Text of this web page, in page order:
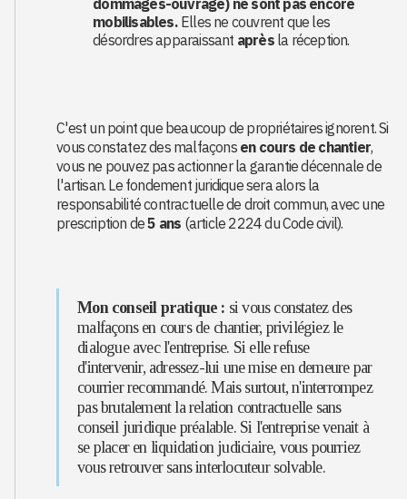
dommages-ouvrage) ne sont pas encore
mobilisables.Elles ne couvrent que les
désordres apparaissant aprèsla réception.
C'est un point que beaucoup de propriétaires ignorent. Si
vous constatez des malfaçons en cours de chantier,
vous ne pouvez pas actionner la garantie décennale de
l'artisan. Le fondement juridique sera alors la
responsabilité contractuelle de droit commun, avec une
prescription de5 ans (article 2224 du Code civil).
Mon conseil pratique : si vous constatez des
malfaçons en cours de chantier, privilégiez le
dialogue avec l'entreprise. Si elle refuse
d'intervenir, adressez-lui une mise en demeure par
courrier recommandé. Mais surtout, n'interrompez
pas brutalement la relation contractuelle sans
conseil juridique préalable. Si l'entreprise venait à
se placer en liquidation judiciaire, vous pourriez
vous retrouver sans interlocuteur solvable.